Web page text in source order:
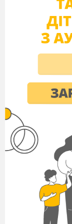
групах, в
Методи і
творче
пошукова
вчителя,
вправа
презентація
І.
-
На
розділ мово
частини